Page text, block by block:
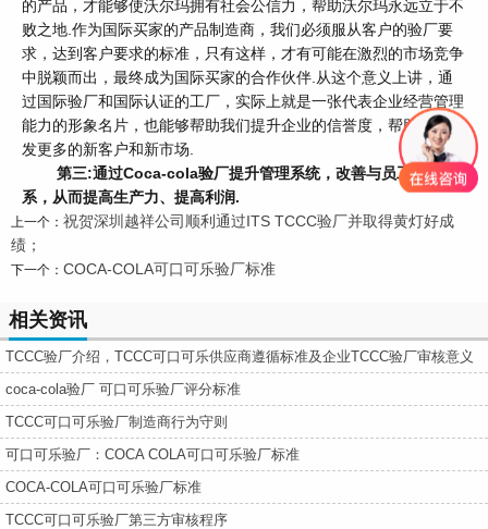
的产品，才能够使沃尔玛拥有社会公信力，帮助沃尔玛永远立于不
败之地.作为国际买家的产品制造商，我们必须服从客户的验厂要
求，达到客户要求的标准，只有这样，才有可能在激烈的市场竞争
中脱颖而出，最终成为国际买家的合作伙伴.从这个意义上讲，通
过国际验厂和国际认证的工厂，实际上就是一张代表企业经营管理
能力的形象名片，也能够帮助我们提升企业的信誉度，帮助我们开
发更多的新客户和新市场.
第三:通过Coca-cola验厂提升管理系统，改善与员工的关
系，从而提高生产力、提高利润.
上一个： 祝贺深圳越祥公司顺利通过ITS TCCC验厂并取得黄灯好成
绩；
下一个： COCA-COLA可口可乐验厂标准
相关资讯
TCCC验厂介绍，TCCC可口可乐供应商遵循标准及企业TCCC验厂审核意义
coca-cola验厂 可口可乐验厂评分标准
TCCC可口可乐验厂制造商行为守则
可口可乐验厂：COCA COLA可口可乐验厂标准
COCA-COLA可口可乐验厂标准
TCCC可口可乐验厂第三方审核程序